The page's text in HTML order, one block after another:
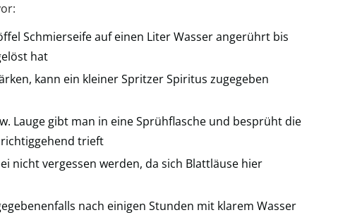
Schmierseife auf einen Liter Wasser angerührt bis
hat
kann ein kleiner Spritzer Spiritus zugegeben
Lauge gibt man in eine Sprühflasche und besprüht die
trieft
nicht vergessen werden, da sich Blattläuse hier
nach einigen Stunden mit klarem Wasser